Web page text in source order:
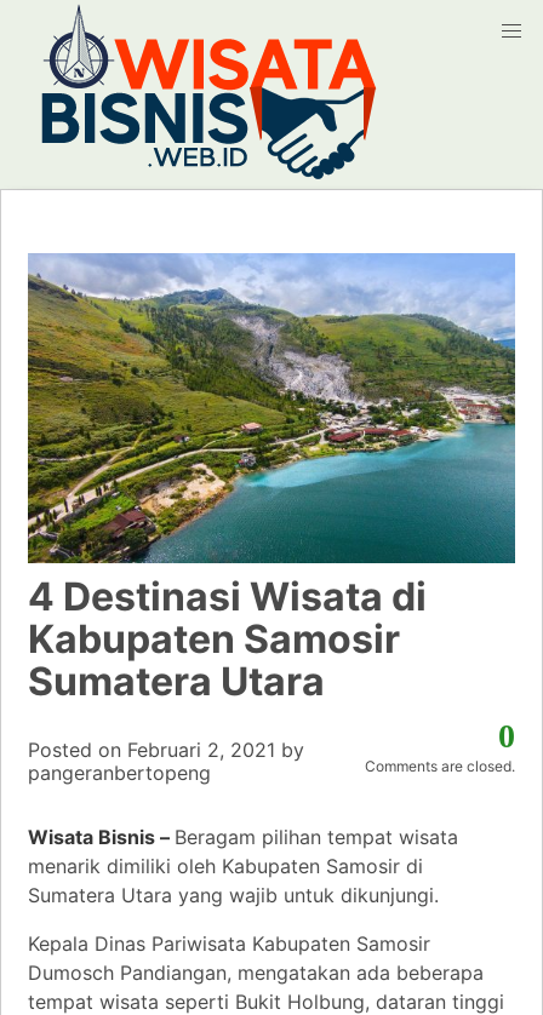
4 Destinasi Wisata di
Kabupaten Samosir
Sumatera Utara
0
Comments are closed.
Posted on Februari 2, 2021 by
pangeranbertopeng
Wisata Bisnis – Beragam pilihan tempat wisata
menarik dimiliki oleh Kabupaten Samosir di
Sumatera Utara yang wajib untuk dikunjungi.
Kepala Dinas Pariwisata Kabupaten Samosir
Dumosch Pandiangan, mengatakan ada beberapa
tempat wisata seperti Bukit Holbung, dataran tinggi